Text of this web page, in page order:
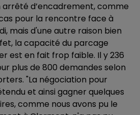
arrêté d’encadrement, comme
pour la rencontre face à
mais d'une autre raison bien
la capacité du parcage
est en fait frop faible. Il y 236
plus de 800 demandes selon
"La négociation pour
et ainsi gagner quelques
comme nous avons pu le